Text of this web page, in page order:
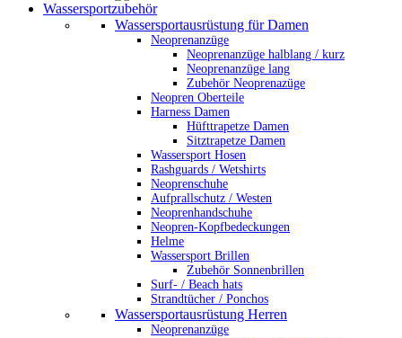
Wassersportzubehör
Wassersportausrüstung für Damen
Neoprenanzüge
Neoprenanzüge halblang / kurz
Neoprenanzüge lang
Zubehör Neoprenazüge
Neopren Oberteile
Harness Damen
Hüfttrapetze Damen
Sitztrapetze Damen
Wassersport Hosen
Rashguards / Wetshirts
Neoprenschuhe
Aufprallschutz / Westen
Neoprenhandschuhe
Neopren-Kopfbedeckungen
Helme
Wassersport Brillen
Zubehör Sonnenbrillen
Surf- / Beach hats
Strandtücher / Ponchos
Wassersportausrüstung Herren
Neoprenanzüge